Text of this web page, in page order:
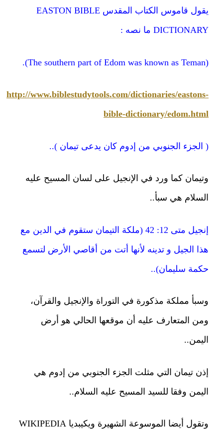
يقول قاموس الكتاب المقدس EASTON BIBLE
DICTIONARY ما نصه :
(The southern part of Edom was known as Teman).
http://www.biblestudytools.com/dictionaries/eastons-
bible-dictionary/edom.html
( الجزء الجنوبي من إدوم كان يدعى تيمان )..
وتيمان كما ورد في الإنجيل على لسان المسيح عليه
السلام هي سبأ..
إنجيل متى 12: 42 (ملكة التيمان ستقوم في الدين مع
هذا الجيل و تدينه لأنها أتت من أقاصي الأرض لتسمع
حكمة سليمان)..
وسبأ مملكة مذكورة في التوراة والإنجيل والقرآن،
ومن المتعارف عليه أن موقعها الحالي هو أرض
اليمن..
إذن تيمان التي مثلت الجزء الجنوبي من إدوم هي
اليمن وفقا للسيد المسيح عليه السلام..
وتقول أيضا الموسوعة الشهيرة ويكيبديا WIKIPEDIA